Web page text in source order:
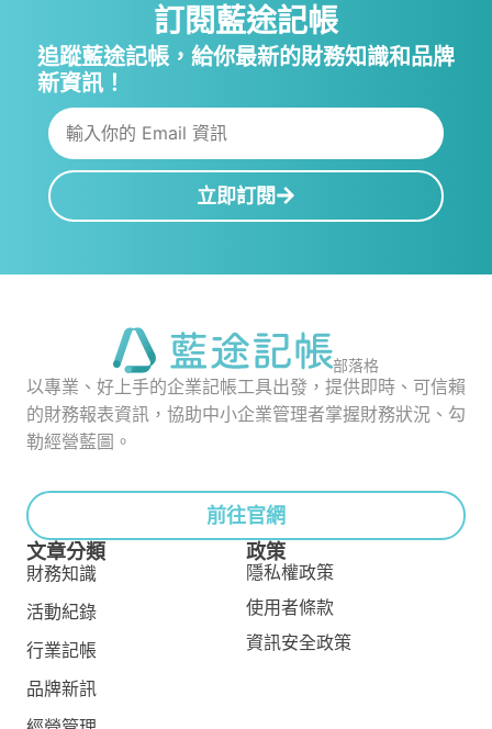
訂閱藍途記帳
追蹤藍途記帳，給你最新的財務知識和品牌
新資訊！
立即訂閱
部落格
以專業、好上手的企業記帳工具出發，提供即時、可信賴
的財務報表資訊，協助中小企業管理者掌握財務狀況、勾
勒經營藍圖。
前往官網
文章分類
財務知識
活動紀錄
行業記帳
品牌新訊
政策
隱私權政策
使用者條款
資訊安全政策